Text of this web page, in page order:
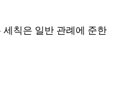
세칙은 일반 관례에 준한